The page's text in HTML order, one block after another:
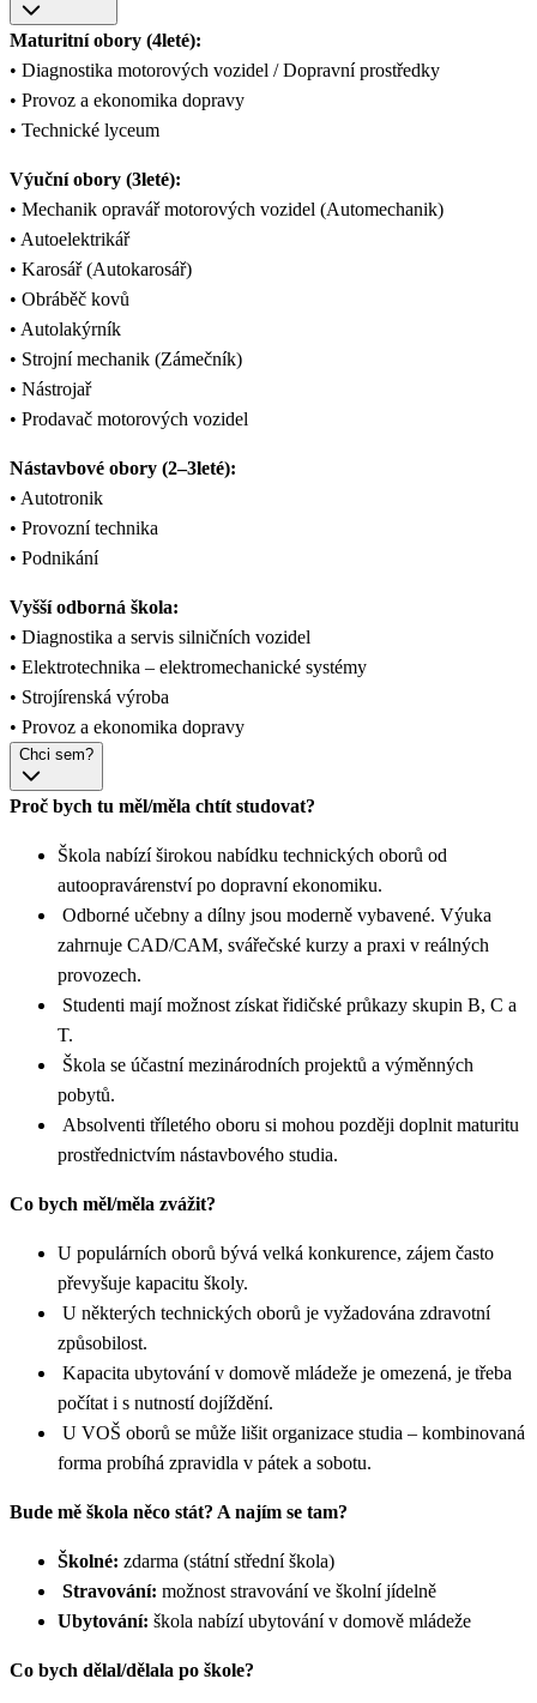
Maturitní obory (4leté):
• Diagnostika motorových vozidel / Dopravní prostředky
• Provoz a ekonomika dopravy
• Technické lyceum
Výuční obory (3leté):
• Mechanik opravář motorových vozidel (Automechanik)
• Autoelektrikář
• Karosář (Autokarosář)
• Obráběč kovů
• Autolakýrník
• Strojní mechanik (Zámečník)
• Nástrojař
• Prodavač motorových vozidel
Nástavbové obory (2–3leté):
• Autotronik
• Provozní technika
• Podnikání
Vyšší odborná škola:
• Diagnostika a servis silničních vozidel
• Elektrotechnika – elektromechanické systémy
• Strojírenská výroba
• Provoz a ekonomika dopravy
Chci sem?
Proč bych tu měl/měla chtít studovat?
Škola nabízí širokou nabídku technických oborů od
autoopravárenství po dopravní ekonomiku.
Odborné učebny a dílny jsou moderně vybavené. Výuka
zahrnuje CAD/CAM, svářečské kurzy a praxi v reálných
provozech.
Studenti mají možnost získat řidičské průkazy skupin B, C a
T.
Škola se účastní mezinárodních projektů a výměnných
pobytů.
Absolventi tříletého oboru si mohou později doplnit maturitu
prostřednictvím nástavbového studia.
Co bych měl/měla zvážit?
U populárních oborů bývá velká konkurence, zájem často
převyšuje kapacitu školy.
U některých technických oborů je vyžadována zdravotní
způsobilost.
Kapacita ubytování v domově mládeže je omezená, je třeba
počítat i s nutností dojíždění.
U VOŠ oborů se může lišit organizace studia – kombinovaná
forma probíhá zpravidla v pátek a sobotu.
Bude mě škola něco stát? A najím se tam?
Školné: zdarma (státní střední škola)
Stravování: možnost stravování ve školní jídelně
Ubytování: škola nabízí ubytování v domově mládeže
Co bych dělal/dělala po škole?